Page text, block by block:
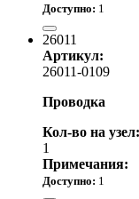
Доступно: 1
26011
Артикул:
26011-0109
Проводка
Кол-во на узел:
1
Примечания:
Доступно: 1